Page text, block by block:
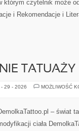
którym czytelnik może
i Rekomendacje i
TATUAŻY
29 - 2026
MOŻLIWOŚĆ
– świat
ciała